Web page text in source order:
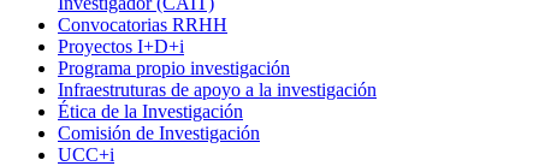
Convocatorias RRHH
Proyectos I+D+i
Programa propio investigación
Infraestruturas de apoyo a la investigación
Ética de la Investigación
Comisión de Investigación
UCC+i